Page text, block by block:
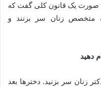
صورت یک قانون کلی گفت که
متخصص زنان سر بزنند و
زنان سر بزنید. دخترها بعد